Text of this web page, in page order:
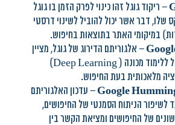
– ריקוד גוגל זהו כינוי לפרק הזמן בו גוגל
שלו, דבר אשר יכול להוביל לשינוי דרסטי
במיקומי האתר בתוצאות בחיפוש.
– אלגוריתם הדירוג של גוגל, מציין
את המעבר של גוגל ללימוד מכונה ( Deep Learning)
מלאכותית בעת החיפוש.
Google – עדכון האלגוריתם
לשיפור הניתוח הסמנטי של החיפושים,
של החיפושים ומציאת הקשר בין